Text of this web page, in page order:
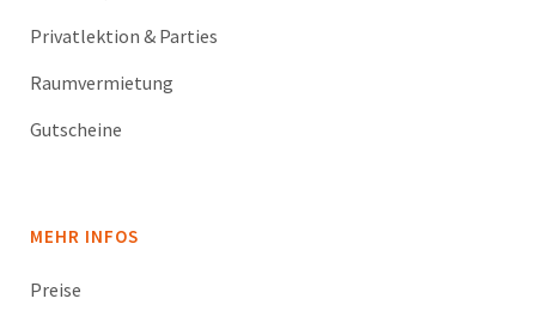
Privatlektion & Parties
Raumvermietung
Gutscheine
MEHR INFOS
Preise